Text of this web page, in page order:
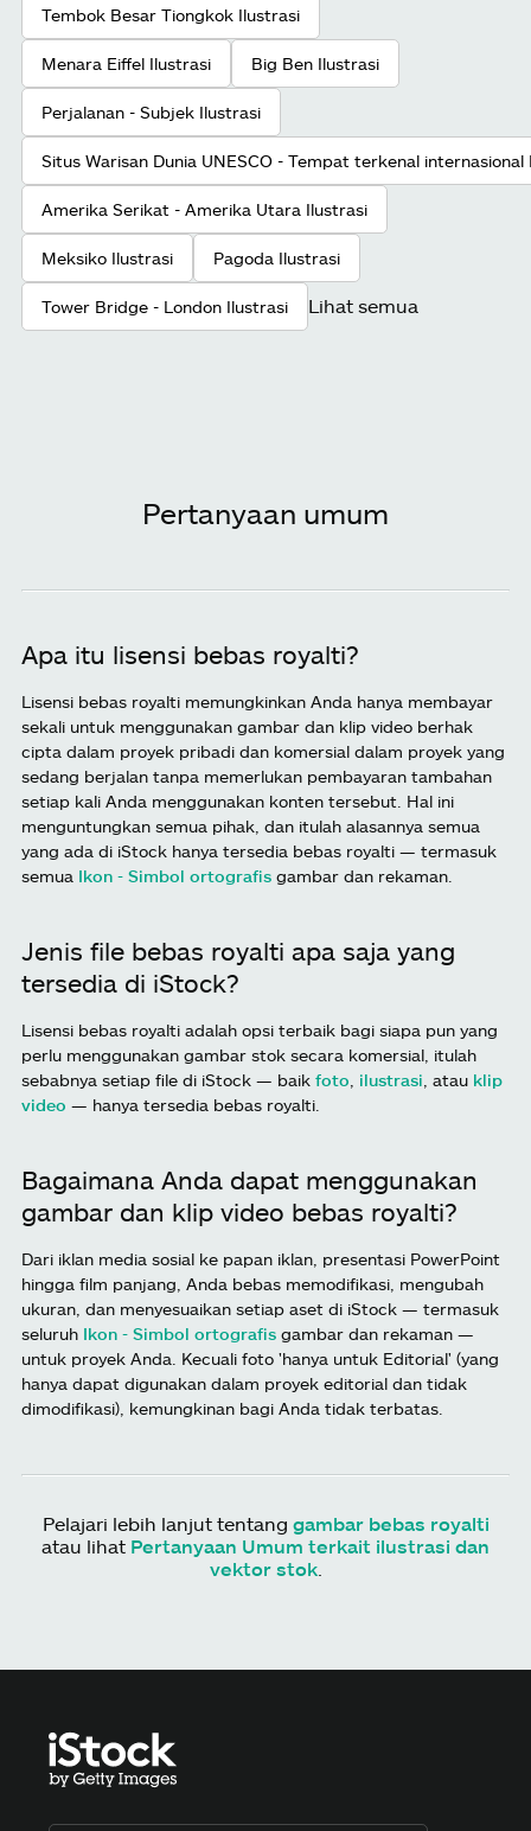
Tembok Besar Tiongkok Ilustrasi
Menara Eiffel Ilustrasi Big Ben Ilustrasi
Perjalanan - Subjek Ilustrasi
Situs Warisan Dunia UNESCO - Tempat terkenal internasional
Amerika Serikat - Amerika Utara Ilustrasi
Meksiko Ilustrasi Pagoda Ilustrasi
Tower Bridge - London Ilustrasi Lihat semua
Pertanyaan umum
Apa itu lisensi bebas royalti?
Lisensi bebas royalti memungkinkan Anda hanya membayar
sekali untuk menggunakan gambar dan klip video berhak
cipta dalam proyek pribadi dan komersial dalam proyek yang
sedang berjalan tanpa memerlukan pembayaran tambahan
setiap kali Anda menggunakan konten tersebut. Hal ini
menguntungkan semua pihak, dan itulah alasannya semua
yang ada di iStock hanya tersedia bebas royalti — termasuk
semua Ikon - Simbol ortografis gambar dan rekaman.
Jenis file bebas royalti apa saja yang
tersedia di iStock?
Lisensi bebas royalti adalah opsi terbaik bagi siapa pun yang
perlu menggunakan gambar stok secara komersial, itulah
sebabnya setiap file di iStock — baik foto ilustrasi , atau klip
video — hanya tersedia bebas royalti.
Bagaimana Anda dapat menggunakan
gambar dan klip video bebas royalti?
Dari iklan media sosial ke papan iklan, presentasi PowerPoint
hingga film panjang, Anda bebas memodifikasi, mengubah
ukuran, dan menyesuaikan setiap aset di iStock — termasuk
seluruh Ikon - Simbol ortografis gambar dan rekaman —
untuk proyek Anda. Kecuali foto 'hanya untuk Editorial' (yang
hanya dapat digunakan dalam proyek editorial dan tidak
dimodifikasi), kemungkinan bagi Anda tidak terbatas.
Pelajari lebih lanjut tentang gambar bebas royalti
atau lihat Pertanyaan Umum terkait ilustrasi dan
vektor stok.